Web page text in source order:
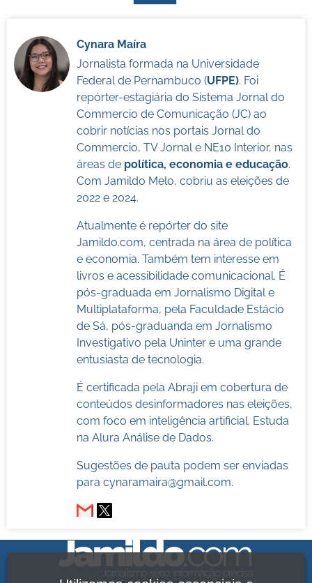
Cynara Maíra
Jornalista formada na Universidade
Federal de Pernambuco (UFPE). Foi
repórter-estagiária do Sistema Jornal do
Commercio de Comunicação (JC) ao
cobrir notícias nos portais Jornal do
Commercio, TV Jornal e NE10 Interior, nas
áreas de política, economia e educação.
Com Jamildo Melo, cobriu as eleições de
2022 e 2024.
Atualmente é repórter do site
Jamildo.com, centrada na área de política
e economia. Também tem interesse em
livros e acessibilidade comunicacional. É
pós-graduada em Jornalismo Digital e
Multiplataforma, pela Faculdade Estácio
de Sá, pós-graduanda em Jornalismo
Investigativo pela Uninter e uma grande
entusiasta de tecnologia.
É certificada pela Abraji em cobertura de
conteúdos desinformadores nas eleições,
com foco em inteligência artificial. Estuda
na Alura Análise de Dados.
Sugestões de pauta podem ser enviadas
para cynaramaira@gmail.com.